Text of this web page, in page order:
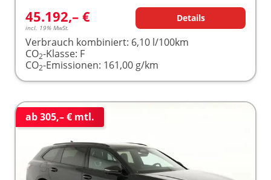
45.192,– €
incl. 19% MwSt.
Details
Verbrauch kombiniert: 6,10 l/100km
CO2-Klasse: F
CO2-Emissionen: 161,00 g/km
ab 305,– € mtl.